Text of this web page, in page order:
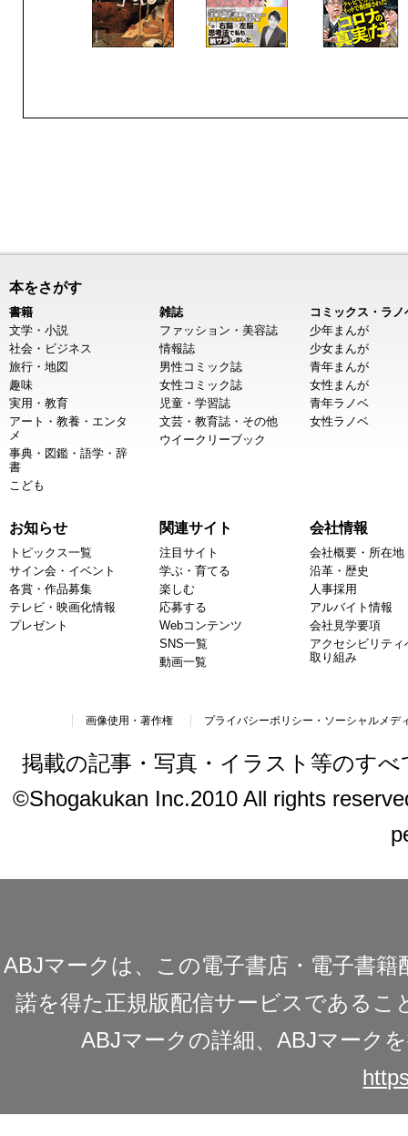
本をさがす
書籍
文学・小説
社会・ビジネス
旅行・地図
趣味
実用・教育
アート・教養・エンタ
メ
事典・図鑑・語学・辞
書
こども
雑誌
ファッション・美容誌
情報誌
男性コミック誌
女性コミック誌
児童・学習誌
文芸・教育誌・その他
ウイークリーブック
コミックス・ラノ
少年まんが
少女まんが
青年まんが
女性まんが
青年ラノベ
女性ラノベ
お知らせ
トピックス一覧
サイン会・イベント
各賞・作品募集
テレビ・映画化情報
プレゼント
関連サイト
注目サイト
学ぶ・育てる
楽しむ
応募する
Webコンテンツ
SNS一覧
動画一覧
会社情報
会社概要・所在地
沿革・歴史
人事採用
アルバイト情報
会社見学要項
アクセシビリティ
取り組み
画像使用・著作権 プライバシーポリシー・ソーシャルメデ
掲載の記事・写真・イラスト等のす
©Shogakukan Inc.2010 All rights
ABJマークは、この電子書店・電子書
諾を得た正規版配信サービスであるこ
ABJマークの詳細、ABJマーク